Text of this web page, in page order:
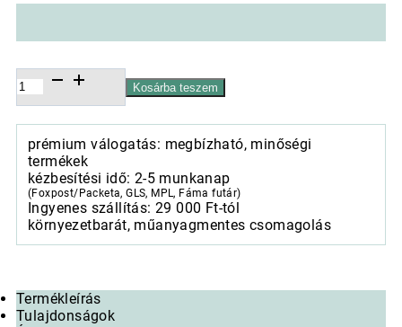
Konyharuha
Édes
Kis
Madár
50x70cm,
100%
pamut
mennyiség
Kosárba teszem
prémium válogatás: megbízható, minőségi
termékek
kézbesítési idő: 2-5 munkanap
(Foxpost/Packeta, GLS, MPL, Fáma futár)
Ingyenes szállítás: 29 000 Ft-tól
környezetbarát, műanyagmentes csomagolás
Termékleírás
Tulajdonságok